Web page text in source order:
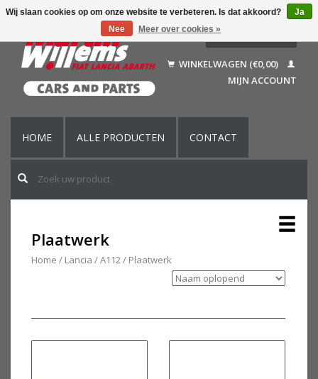
Français
English (US)
WINKELWAGEN (€0,00)
MIJN ACCOUNT
HOME ALLE PRODUCTEN CONTACT
Plaatwerk
Home / Lancia /A112/ Plaatwerk
Wij slaan cookies op om onze website te verbeteren. Is dat akkoord?
Ja
Nee
Meer over cookies »